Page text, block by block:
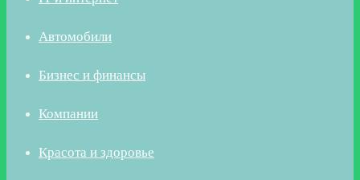
Автомобили
Бизнес и финансы
Компании
Красота и здоровье